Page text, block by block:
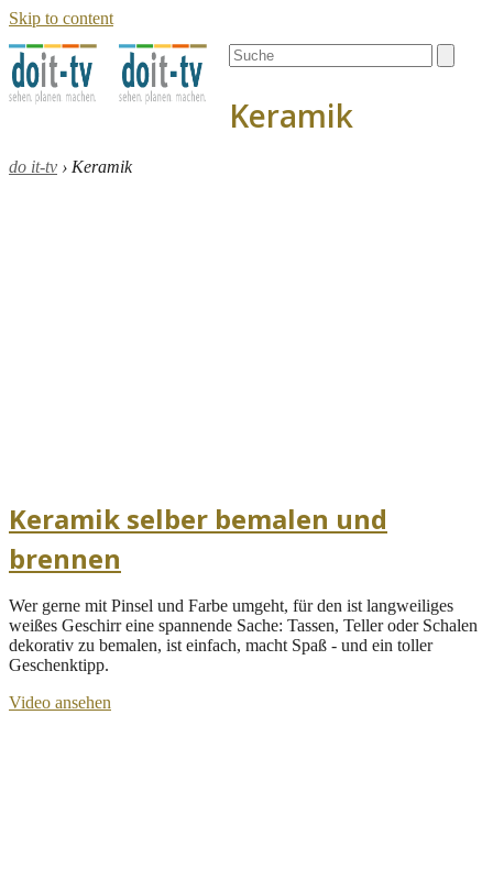
Skip to content
Open
mobile
Close
mobile
Search
Keramik
do it-tv › Keramik
Keramik selber bemalen und
brennen
Wer gerne mit Pinsel und Farbe umgeht, für den ist langweiliges
weißes Geschirr eine spannende Sache: Tassen, Teller oder Schalen
dekorativ zu bemalen, ist einfach, macht Spaß - und ein toller
Geschenktipp.
Video ansehen